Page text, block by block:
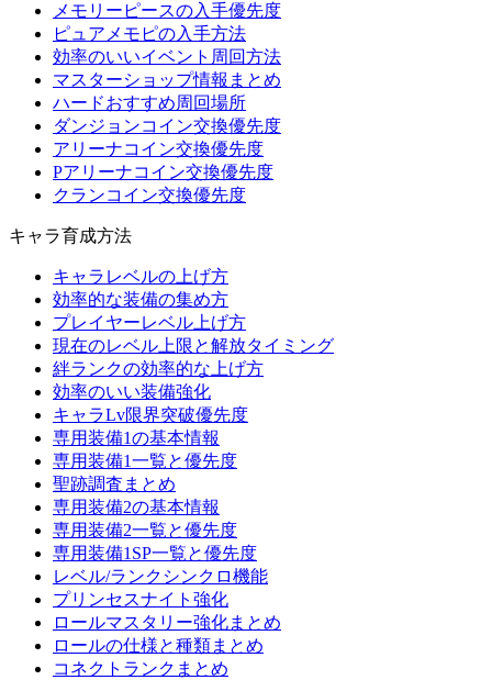
メモリーピースの入手優先度
ピュアメモピの入手方法
効率のいいイベント周回方法
マスターショップ情報まとめ
ハードおすすめ周回場所
ダンジョンコイン交換優先度
アリーナコイン交換優先度
Pアリーナコイン交換優先度
クランコイン交換優先度
キャラ育成方法
キャラレベルの上げ方
効率的な装備の集め方
プレイヤーレベル上げ方
現在のレベル上限と解放タイミング
絆ランクの効率的な上げ方
効率のいい装備強化
キャラLv限界突破優先度
専用装備1の基本情報
専用装備1一覧と優先度
聖跡調査まとめ
専用装備2の基本情報
専用装備2一覧と優先度
専用装備1SP一覧と優先度
レベル/ランクシンクロ機能
プリンセスナイト強化
ロールマスタリー強化まとめ
ロールの仕様と種類まとめ
コネクトランクまとめ